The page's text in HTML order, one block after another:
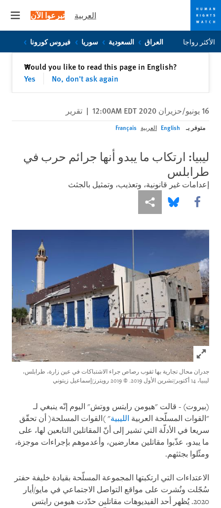
Skip
to
Skip
to
العربية تبرعوا الآن
الأكثر رواجا العراق السعودية سوريا فيروس كورونا
Would you like to read this page in English?
Yes
No, don't ask again
✕إغلاق
16 يونيو/حزيران 2020 12:00AM EDT | تقرير
متوفر بـ English العربية Français
ليبيا: ارتكاب ما يبدو أنها جرائم حرب في
طرابلس
إعدامات غير قانونية، وتعذيب، وتمثيل بالجثث
Share this via Facebook
Share this via Bluesky
Share this via مشاركة
Click to expand Image
جدران محال تجارية بها ثقوب رصاص جراء الاشتباكات في عين زارة، طرابلس،
ليبيا، 14 أكتوبر/تشرين الأول 2019.
© 2019 رويترز/إسماعيل زيتوني
(بيروت) - قالت "هيومن رايتس ووتش" اليوم إنّه ينبغي لـ
"القوات المسلّحة العربية الليبية" )القوات المسلحة( أن تحقّق
سريعا في الأدلّة التي تشير إلى أنّ المقاتلين التابعين لها، على
ما يبدو، عذّبوا مقاتلين معارضين، وأعدموهم بإجراءات موجزة،
ومثّلوا بجثثهم.
الاعتداءات التي ارتكبتها المجموعة المسلّحة بقيادة خليفة حفتر
سُجّلت ونُشرت على مواقع التواصل الاجتماعي في مايو/أيار
2020. يُظهر أحد الفيديوهات مقاتلين حدّدت هيومن رايتس